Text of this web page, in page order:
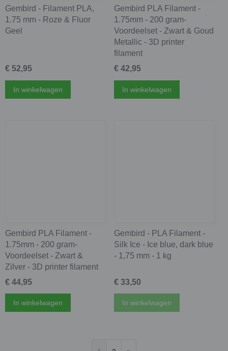
Gembird - Filament PLA,
1.75 mm - Roze & Fluor
Geel
€ 52,95
In winkelwagen
Gembird PLA Filament -
1.75mm - 200 gram-
Voordeelset - Zwart & Goud
Metallic - 3D printer
filament
€ 42,95
In winkelwagen
Gembird PLA Filament -
1.75mm - 200 gram-
Voordeelset - Zwart &
Zilver - 3D printer filament
€ 44,95
In winkelwagen
Gembird - PLA Filament -
Silk Ice - Ice blue, dark blue
- 1,75 mm - 1 kg
€ 33,50
In winkelwagen